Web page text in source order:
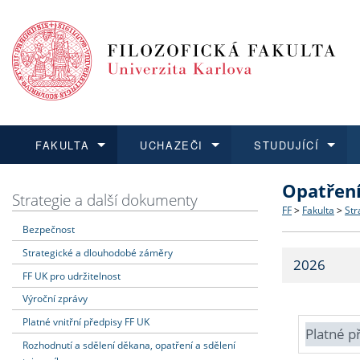
FAKULTA
Dozvědět se více
Struktura
Strategie
Fakultní
UCHAZEČI
Podat přihlášku
Co
Učitelské
STUDUJÍCÍ
Dozvědět se více
Dozvědět se více
O vědě a
Dozvědět se více
Aktuální
Strategie a další dokumenty
Bezpečnost
Strategické a dlouhodobé záměry
FF UK pro udržitelnost
Výroční zprávy
Platné vnitřní předpisy FF UK
Rozhodnutí a sdělení děkana, opatření a sdělení
FF > Fakulta >
2026
Platné